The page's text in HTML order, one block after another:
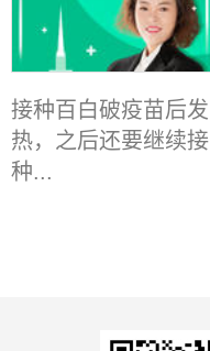
接种百白破疫苗后发
热，之后还要继续接
种...